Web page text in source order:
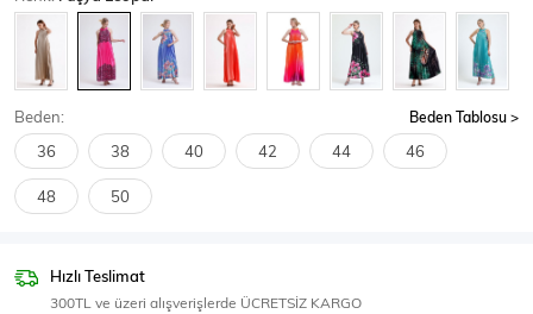
Atlet Crop & Büstiyer
SPOR GİYİM
Beden: Beden Tablosu
36 38 40 42 44 46
48 50
Hızlı Teslimat
300TL ve üzeri alışverişlerde ÜCRETSİZ KARGO